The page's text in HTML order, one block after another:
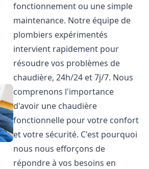
fonctionnement ou une simple
maintenance. Notre équipe de
plombiers expérimentés
intervient rapidement pour
résoudre vos problèmes de
chaudière, 24h/24 et 7j/7. Nous
comprenons l'importance
d'avoir une chaudière
fonctionnelle pour votre confort
et votre sécurité. C'est pourquoi
nous nous efforçons de
répondre à vos besoins en